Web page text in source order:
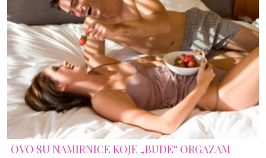
OVO SU NAMIRNICE KOJE „BUDE“ ORGAZAM